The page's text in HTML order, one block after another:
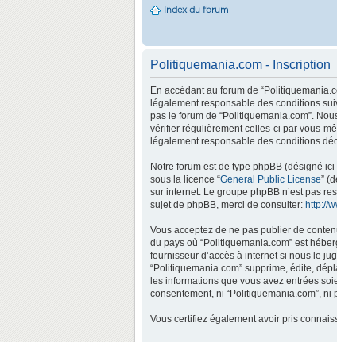
Index du forum
Politiquemania.com - Inscription
En accédant au forum de
légalement responsable des conditions
pas le forum de “Politiquemania.com”.
vérifier régulièrement celles-ci par vous-
légalement responsable des conditions
Notre forum est de type phpBB (désigné ici
sous la licence “General Public License”
sur internet. Le groupe phpBB n’est pas
sujet de phpBB, merci de consulter: http://
Vous acceptez de ne pas publier de
du pays où “Politiquemania.com” est
fournisseur d’accès à internet si nous le
“Politiquemania.com” supprime, édite,
les informations que vous avez entrées
consentement, ni “Politiquemania.com”,
Vous certifiez également avoir pris